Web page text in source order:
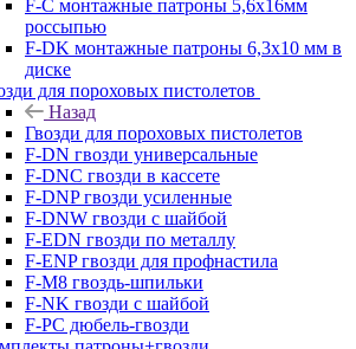
F-C монтажные патроны 5,6х16мм
россыпью
F-DK монтажные патроны 6,3х10 мм в
диске
для пороховых пистолетов
Назад
Гвозди для пороховых пистолетов
F-DN гвозди универсальные
F-DNC гвозди в кассете
F-DNP гвозди усиленные
F-DNW гвозди с шайбой
F-EDN гвозди по металлу
F-ENP гвозди для профнастила
F-M8 гвоздь-шпильки
F-NK гвозди с шайбой
F-PC дюбель-гвозди